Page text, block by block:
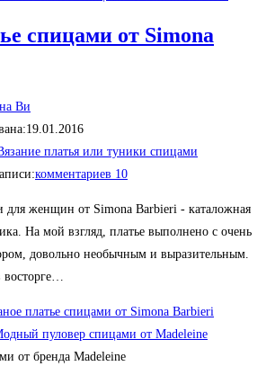
спицами от Simona
Ви
19.01.2016
платья или туники спицами
комментариев 10
для женщин от Simona Barbieri - каталожная
На мой взгляд, платье выполнено с очень
довольно необычным и выразительным.
платье спицами от Simona Barbieri
от бренда Madeleine